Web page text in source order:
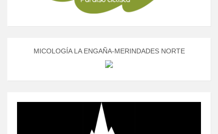
MICOLOGÍA LA ENGAÑA-MERINDADES NORTE